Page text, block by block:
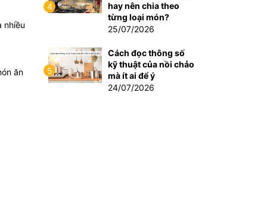
nhiều
ăn
4
hay nên chia theo
từng loại món?
25/07/2026
5
Cách đọc thông số
kỹ thuật của nồi chảo
mà ít ai để ý
24/07/2026